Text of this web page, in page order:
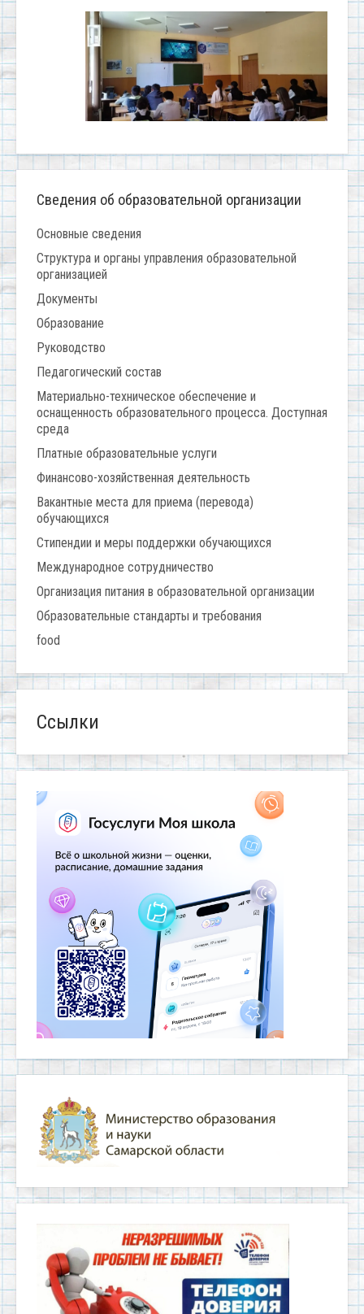
Сведения об образовательной организации
Основные сведения
Структура и органы управления образовательной
организацией
Документы
Образование
Руководство
Педагогический состав
Материально-техническое обеспечение и
оснащенность образовательного процесса. Доступная
среда
Платные образовательные услуги
Финансово-хозяйственная деятельность
Вакантные места для приема (перевода)
обучающихся
Стипендии и меры поддержки обучающихся
Международное сотрудничество
Организация питания в образовательной организации
Образовательные стандарты и требования
food
Ссылки